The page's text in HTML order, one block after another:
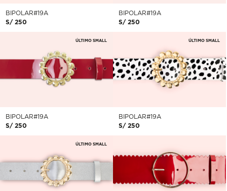
BIPOLAR#19A
S/ 250
BIPOLAR#19A
S/ 250
BIPOLAR#19A
S/ 250
ÚLTIMO SMALL
BIPOLAR#19A
S/ 250
ÚLTIMO SMALL
ÚLTIMO SMALL